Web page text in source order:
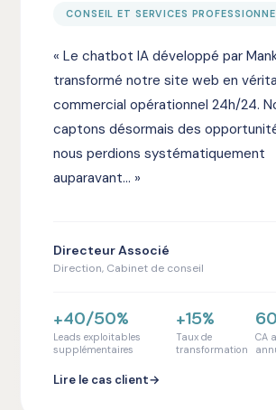
CONSEIL ET SERVICES
« Le chatbot IA développé par
transformé notre site web en
commercial opérationnel 24h/24.
captons désormais des
nous perdions systématiquement
auparavant... »
Directeur Associé
Direction, Cabinet de conseil
+40/50%
Leads exploitables
supplémentaires
+15%
Taux de
transformation
CA
Lire le cas client→